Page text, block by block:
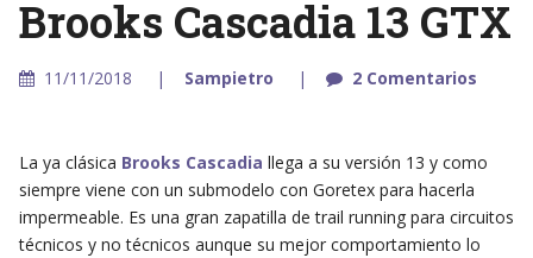
Brooks Cascadia 13 GTX
11/11/2018 Sampietro 2 Comentarios
La ya clásica Brooks Cascadia llega a su versión 13 y como
siempre viene con un submodelo con Goretex para hacerla
impermeable. Es una gran zapatilla de trail running para circuitos
técnicos y no técnicos aunque su mejor comportamiento lo